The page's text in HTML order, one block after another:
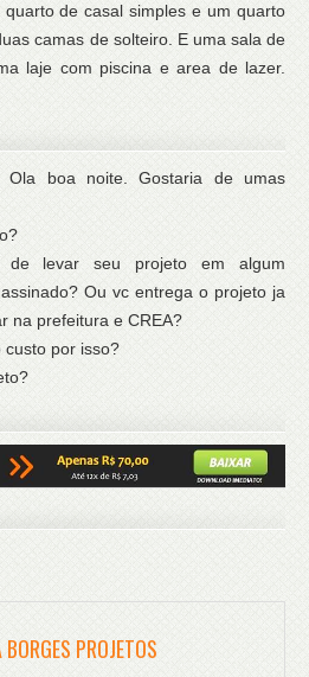
de casal simples e um quarto
camas de solteiro. E uma sala de
laje com piscina e area de lazer.
Ola boa noite. Gostaria de umas
de levar seu projeto em algum
Ou vc entrega o projeto ja
na prefeitura e CREA?
custo por isso?
PROJETOS